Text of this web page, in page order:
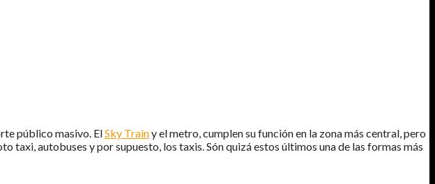
público masivo. ElSky Trainy el metro, cumplen su función en la zona más central, pero
taxi, autobuses y por supuesto, los taxis. Són quizá estos últimos una de las formas más